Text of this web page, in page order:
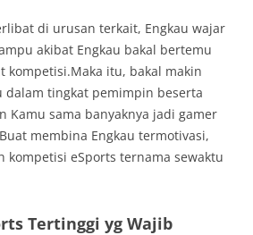
di urusan terkait, Engkau wajar
akibat Engkau bakal bertemu
kompetisi.Maka itu, bakal makin
dalam tingkat pemimpin beserta
Kamu sama banyaknya jadi gamer
membina Engkau termotivasi,
eSports ternama sewaktu
Tertinggi yg Wajib